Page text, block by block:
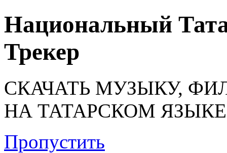
Национальный
Трекер
СКАЧАТЬ МУЗЫКУ,
НА ТАТАРСКОМ ЯЗЫКЕ
Пропустить